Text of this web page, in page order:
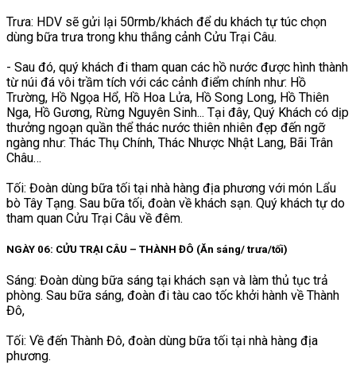
Trưa: HDV sẽ gửi lại 50rmb/khách để du khách tự túc chọn
dùng bữa trưa trong khu thắng cảnh Cửu Trại Câu.
- Sau đó, quý khách đi tham quan các hồ nước được hình thành
từ núi đá vôi trầm tích với các cảnh điểm chính như: Hồ
Trường, Hồ Ngọa Hổ, Hồ Hoa Lửa, Hồ Song Long, Hồ Thiên
Nga, Hồ Gương, Rừng Nguyên Sinh... Tại đây, Quý Khách có dịp
thưởng ngoạn quần thể thác nước thiên nhiên đẹp đến ngỡ
ngàng như: Thác Thụ Chính, Thác Nhược Nhật Lang, Bãi Trân
Châu…
Tối: Đoàn dùng bữa tối tại nhà hàng địa phương với món Lẩu
bò Tây Tạng. Sau bữa tối, đoàn về khách sạn. Quý khách tự do
tham quan Cửu Trại Câu về đêm.
NGÀY 06: CỬU TRẠI CÂU – THÀNH ĐÔ (Ăn sáng/ trưa/tối)
Sáng: Đoàn dùng bữa sáng tại khách sạn và làm thủ tục trả
phòng. Sau bữa sáng, đoàn đi tàu cao tốc khởi hành về Thành
Đô,
Tối: Về đến Thành Đô, đoàn dùng bữa tối tại nhà hàng địa
phương.